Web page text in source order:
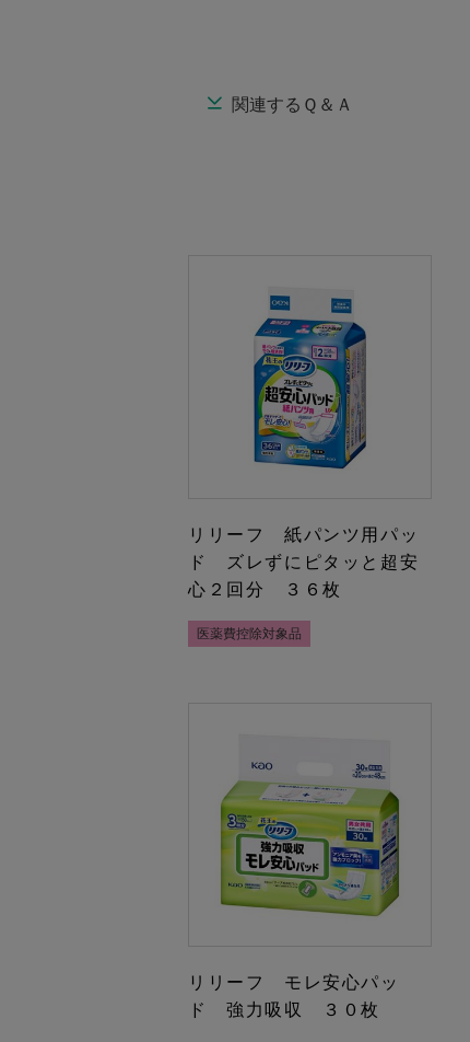
関連するＱ＆Ａ
リリーフ 紙パンツ用パッ
ド ズレずにピタッと超安
心２回分 ３６枚
医薬費控除対象品
リリーフ モレ安心パッ
ド 強力吸収 ３０枚